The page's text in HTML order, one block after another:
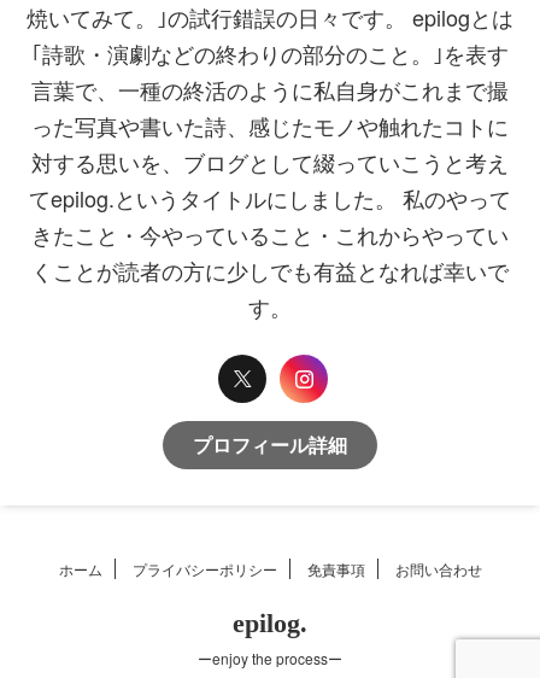
焼いてみて。｣の試行錯誤の日々です。 epilogとは
｢詩歌・演劇などの終わりの部分のこと。｣を表す
言葉で、一種の終活のように私自身がこれまで撮
った写真や書いた詩、感じたモノや触れたコトに
対する思いを、ブログとして綴っていこうと考え
てepilog.というタイトルにしました。 私のやって
きたこと・今やっていること・これからやってい
くことが読者の方に少しでも有益となれば幸いで
す。
プロフィール詳細
ホーム プライバシーポリシー 免責事項 お問い合わせ
epilog.
ーenjoy the processー